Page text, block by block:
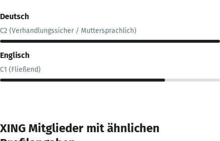
Deutsch
C2 (Verhandlungssicher / Muttersprachlich)
Englisch
C1 (Fließend)
XING Mitglieder mit ähnlichen